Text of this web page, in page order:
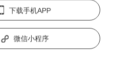
下载手机APP
微信小程序